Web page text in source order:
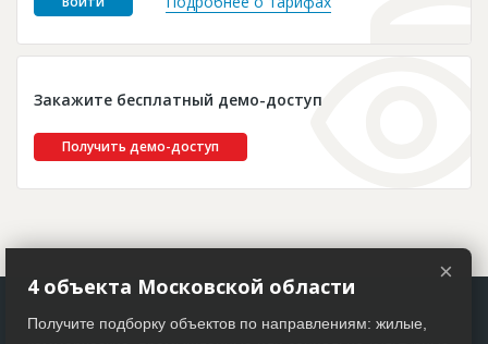
Закажите бесплатный демо-доступ
Получить демо-доступ
×
4 объекта Московской области
Получите подборку объектов по направлениям: жилые,